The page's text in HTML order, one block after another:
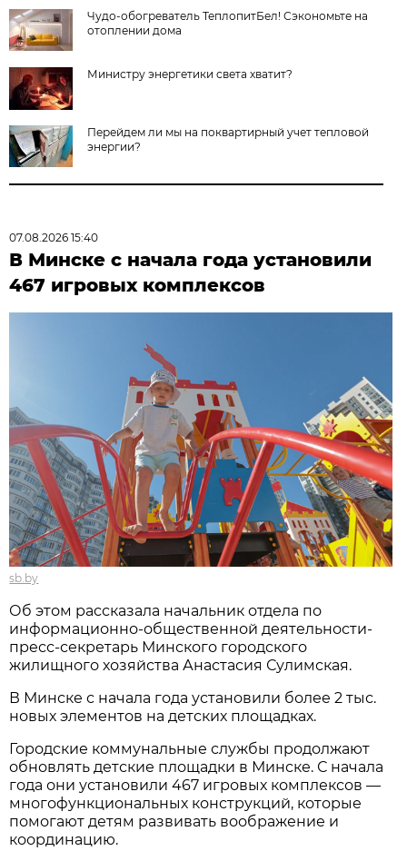
Чудо-обогреватель ТеплопитБел! Сэкономьте на
отоплении дома
Министру энергетики света хватит?
Перейдем ли мы на поквартирный учет тепловой
энергии?
07.08.2026 15:40
В Минске с начала года установили
467 игровых комплексов
sb.by
Об этом рассказала начальник отдела по
информационно-общественной деятельности-
пресс-секретарь Минского городского
жилищного хозяйства Анастасия Сулимская.
В Минске с начала года установили более 2 тыс.
новых элементов на детских площадках.
Городские коммунальные службы продолжают
обновлять детские площадки в Минске. С начала
года они установили 467 игровых комплексов —
многофункциональных конструкций, которые
помогают детям развивать воображение и
координацию.